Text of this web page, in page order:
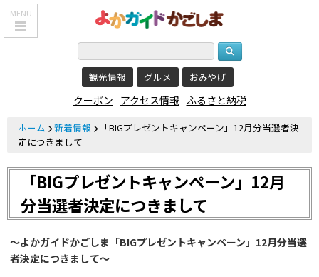
MENU
鹿児島基本情報
観光スポット
食べる・飲む
おみやげを買う
温泉
観光情報 グルメ おみやげ
クーポン アクセス情報 ふるさと納税
ホーム 新着情報
「BIGプレゼントキャンペーン」12月分当選者決
定につきまして
「BIGプレゼントキャンペーン」12月
分当選者決定につきまして
～よかガイドかごしま「BIGプレゼントキャンペーン」12月分当選
者決定につきまして～